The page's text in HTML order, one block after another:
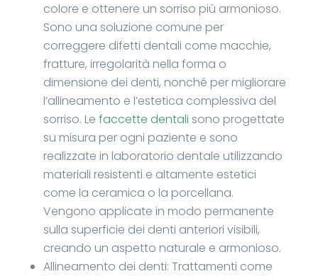
colore e ottenere un sorriso più armonioso.
Sono una soluzione comune per
correggere difetti dentali come macchie,
fratture, irregolarità nella forma o
dimensione dei denti, nonché per migliorare
l’allineamento e l’estetica complessiva del
sorriso. Le faccette dentali sono progettate
su misura per ogni paziente e sono
realizzate in laboratorio dentale utilizzando
materiali resistenti e altamente estetici
come la ceramica o la porcellana.
Vengono applicate in modo permanente
sulla superficie dei denti anteriori visibili,
creando un aspetto naturale e armonioso.
Allineamento dei denti: Trattamenti come